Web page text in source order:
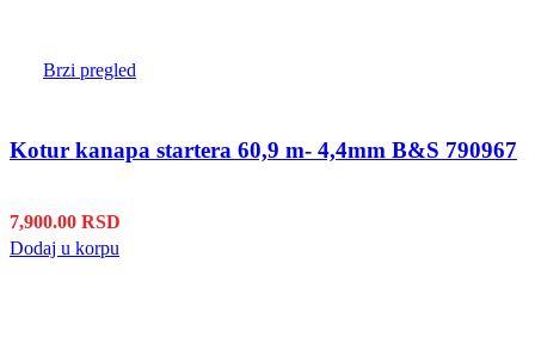
Brzi pregled
Kotur kanapa startera 60,9 m- 4,4mm B&S 790967
7,900.00 RSD
Dodaj u korpu